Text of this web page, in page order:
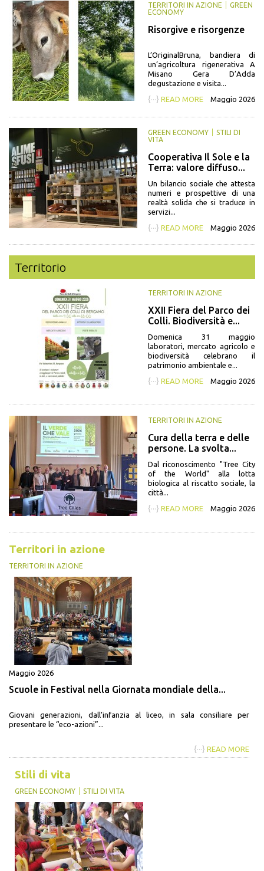
TERRITORI IN AZIONE
GREEN
ECONOMY
Risorgive e risorgenze
L’OriginalBruna, bandiera di
un’agricoltura rigenerativa A
Misano Gera D’Adda
degustazione e visita...
{···} READ MORE Maggio 2026
GREEN ECONOMY
STILI DI
VITA
Cooperativa Il Sole e la
Terra: valore diffuso...
Un bilancio sociale che attesta
numeri e prospettive di una
realtà solida che si traduce in
servizi...
{···} READ MORE Maggio 2026
Territorio
TERRITORI IN AZIONE
XXII Fiera del Parco dei
Colli. Biodiversità e...
Domenica 31 maggio
laboratori, mercato agricolo e
biodiversità celebrano il
patrimonio ambientale e...
{···} READ MORE Maggio 2026
TERRITORI IN AZIONE
Cura della terra e delle
persone. La svolta...
Dal riconoscimento "Tree City
of the World" alla lotta
biologica al riscatto sociale, la
città...
{···} READ MORE Maggio 2026
Territori in azione
TERRITORI IN AZIONE
Maggio 2026
Scuole in Festival nella Giornata mondiale della...
Giovani generazioni, dall’infanzia al liceo, in sala consiliare per
presentare le “eco-azioni”...
{···} READ MORE
Stili di vita
GREEN ECONOMY STILI DI VITA